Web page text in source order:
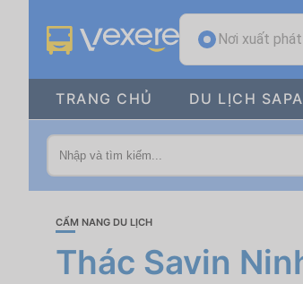
Nơi xuất phát
TRANG CHỦ DU LỊCH SAPA
CẨM NANG DU LỊCH
Thác Savin